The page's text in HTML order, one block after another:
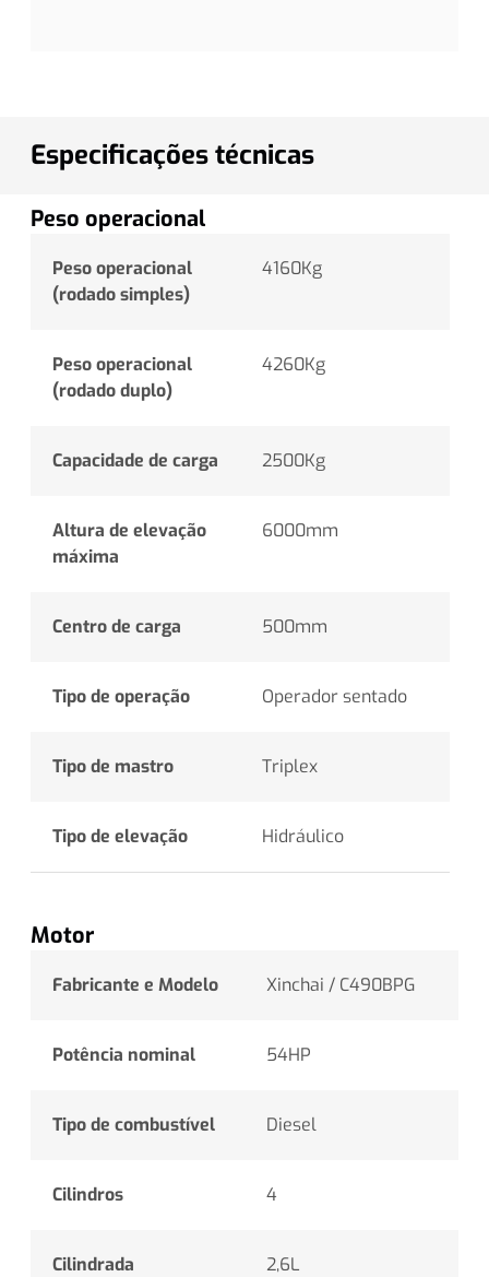
Especificações técnicas
Peso operacional
Peso operacional
(rodado simples)
4160Kg
Peso operacional
(rodado duplo)
4260Kg
Capacidade de carga 2500Kg
Altura de elevação
máxima
6000mm
Centro de carga 500mm
Tipo de operação Operador sentado
Tipo de mastro Triplex
Tipo de elevação Hidráulico
Motor
Fabricante e Modelo Xinchai / C490BPG
Potência nominal 54HP
Tipo de combustível Diesel
Cilindros 4
Cilindrada 2,6L